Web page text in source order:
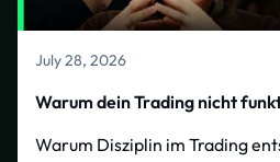
July 28, 2026
Warum dein Trading nicht
Warum Disziplin im Trading